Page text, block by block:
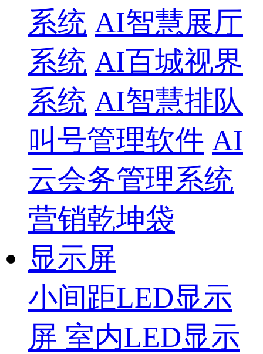
系统 AI智慧展厅
系统 AI百城视界
系统 AI智慧排队
叫号管理软件 AI
云会务管理系统
营销乾坤袋
显示屏
小间距LED显示
屏 室内LED显示